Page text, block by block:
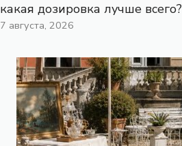
какая дозировка лучше всего?
7 августа, 2026